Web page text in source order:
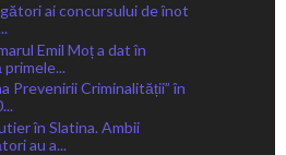
ai concursului de înot
Emil Moț a dat în
Prevenirii Criminalității” în
în Slatina. Ambii
au a...